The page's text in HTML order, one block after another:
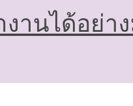
งานได้อย่า